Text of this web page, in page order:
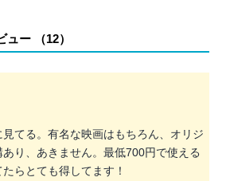
ュー （12）
てる。有名な映画はもちろん、オリジ
り、あきません。最低700円で使える
らとても得してます！